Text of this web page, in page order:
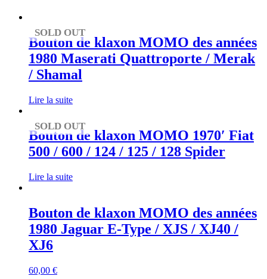
SOLD OUT
Bouton de klaxon MOMO des années
1980 Maserati Quattroporte / Merak
/ Shamal
Lire la suite
SOLD OUT
Bouton de klaxon MOMO 1970′ Fiat
500 / 600 / 124 / 125 / 128 Spider
Lire la suite
Bouton de klaxon MOMO des années
1980 Jaguar E-Type / XJS / XJ40 /
XJ6
60,00 €